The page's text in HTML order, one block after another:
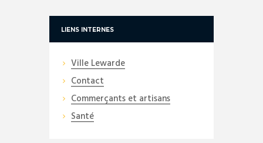
LIENS INTERNES
Ville Lewarde
Contact
Commerçants et artisans
Santé